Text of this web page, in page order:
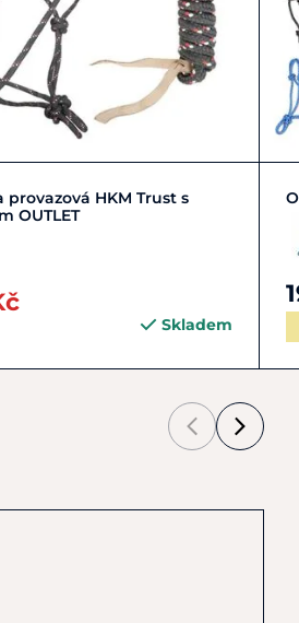
| M FULL | L PONY | S
provazová HKM Trust s
OUTLET
Skladem